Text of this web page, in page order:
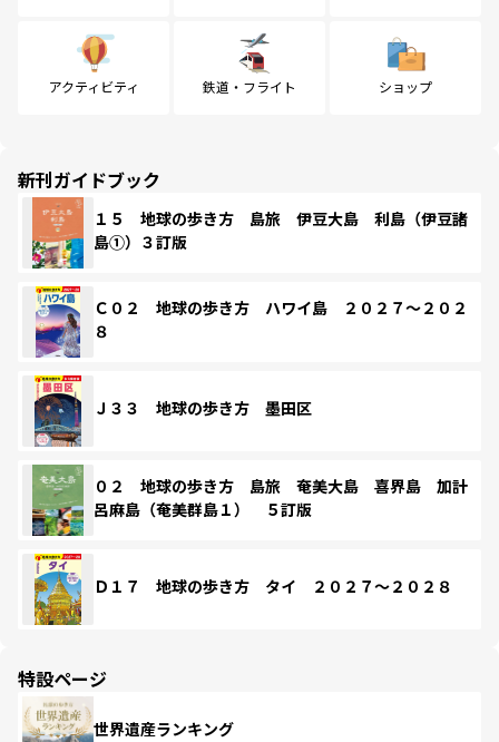
アクティビティ 鉄道・フライト ショップ
新刊ガイドブック
１５ 地球の歩き方 島旅 伊豆大島 利島（伊豆諸
島①）３訂版
Ｃ０２ 地球の歩き方 ハワイ島 ２０２７～２０２
８
Ｊ３３ 地球の歩き方 墨田区
０２ 地球の歩き方 島旅 奄美大島 喜界島 加計
呂麻島（奄美群島１） ５訂版
Ｄ１７ 地球の歩き方 タイ ２０２７～２０２８
特設ページ
世界遺産ランキング